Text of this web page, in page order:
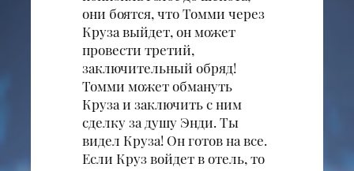
они боятся, что Томми через
Круза выйдет, он может
провести третий,
заключительный обряд!
Томми может обмануть
Круза и заключить с ним
сделку за душу Энди. Ты
видел Круза! Он готов на все.
Если Круз войдет в отель, то